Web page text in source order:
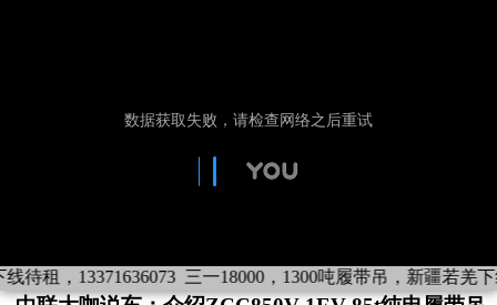
租，13371636073 三一18000，1300吨履带吊，新疆若羌下线